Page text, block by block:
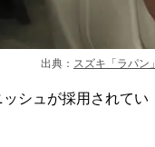
出典： スズキ「ラパン」
シュが採用されてい